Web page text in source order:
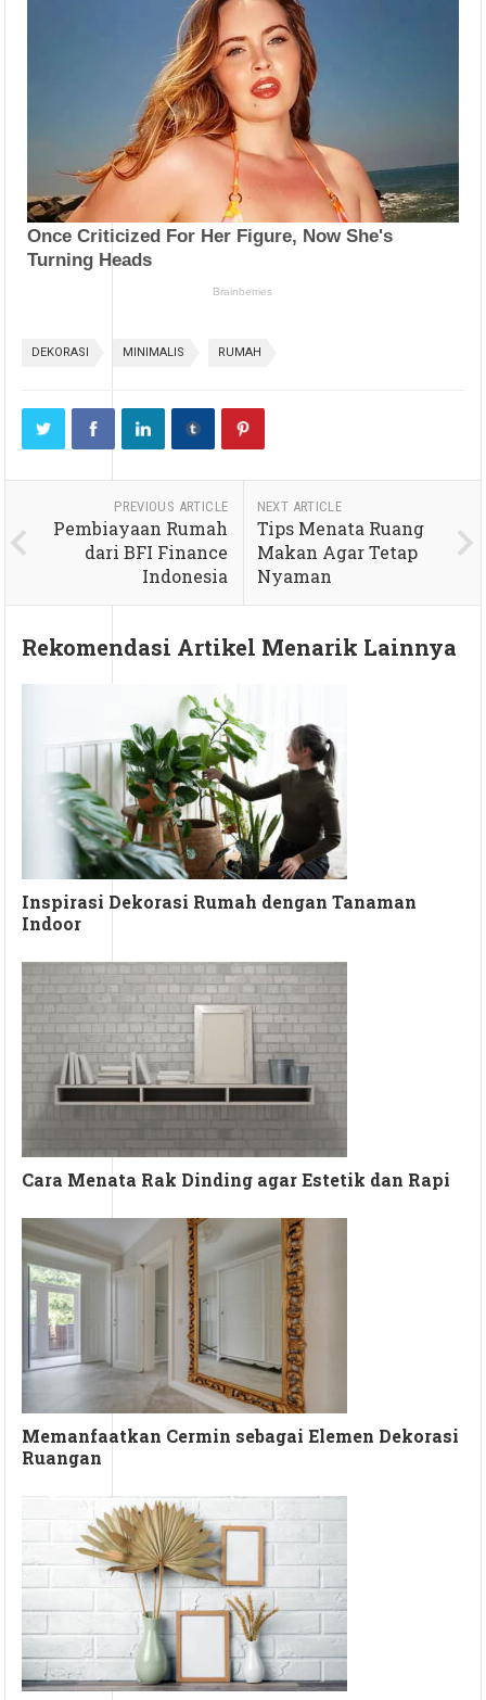
DEKORASI MINIMALIS RUMAH
PREVIOUS ARTICLE
Pembiayaan Rumah
dari BFI Finance
Indonesia
NEXT ARTICLE
Tips Menata Ruang
Makan Agar Tetap
Nyaman
Rekomendasi Artikel Menarik Lainnya
Inspirasi Dekorasi Rumah dengan Tanaman
Indoor
Cara Menata Rak Dinding agar Estetik dan Rapi
Memanfaatkan Cermin sebagai Elemen Dekorasi
Ruangan